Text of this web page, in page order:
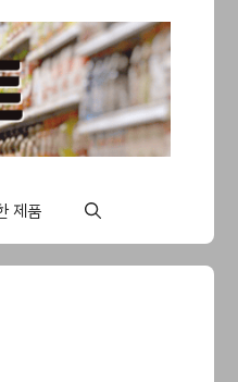
제품